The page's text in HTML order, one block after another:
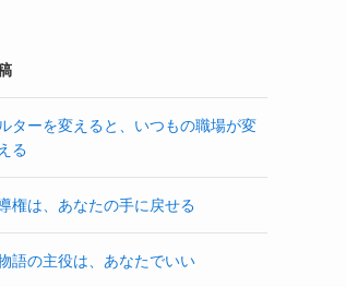
ターを変えると、いつもの職場が変
る
権は、あなたの手に戻せる
語の主役は、あなたでいい